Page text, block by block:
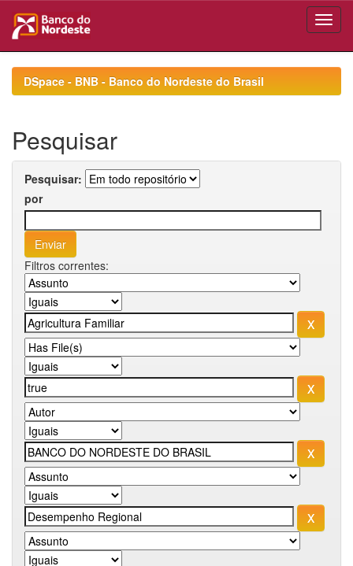
navigationDSpace - BNB - Banco do Nordeste do Brasil
Pesquisar
Pesquisar:
por
Filtros correntes: